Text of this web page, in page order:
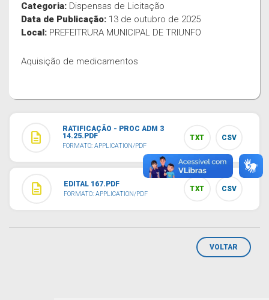
Categoria: Dispensas de Licitação
Data de Publicação: 13 de outubro de 2025
Local: PREFEITRURA MUNICIPAL DE TRIUNFO
Aquisição de medicamentos
description
RATIFICAÇÃO - PROC ADM 3
14.25.PDF
FORMATO: APPLICATION/PDF
TXT CSV
description EDITAL 167.PDF
FORMATO: APPLICATION/PDF
TXT CSV
VOLTAR